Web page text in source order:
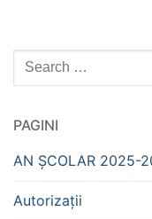
Caută
după:
PAGINI
AN ȘCOLAR 2025-
Autorizații